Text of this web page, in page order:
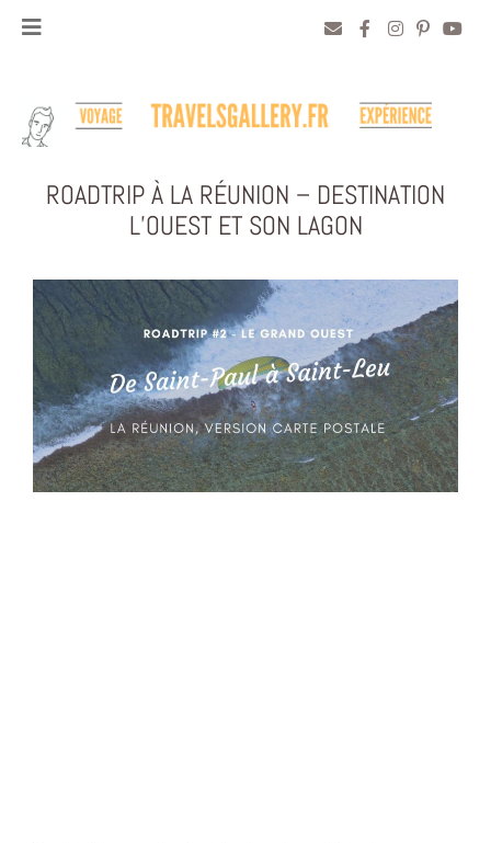
ROADTRIP À LA RÉUNION – DESTINATION
L’OUEST ET SON LAGON